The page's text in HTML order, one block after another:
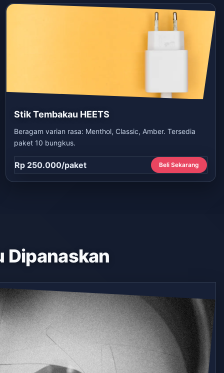
Stik Tembakau HEETS
Beragam varian rasa: Menthol, Classic, Amber. Tersedia
paket 10 bungkus.
Rp 250.000/paket Beli Sekarang
Dipanaskan